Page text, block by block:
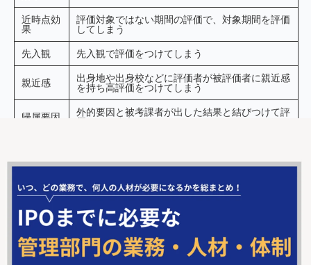
近時点効
果
評価対象ではない期間の評価で、対象期間を評価
してしまう
先入観 先入観で評価をつけてしまう
親近感
出身地や出身校などに評価者が被評価者に親近感
を持ち高評価をつけてしまう
帰属要因
外的要因と被考課者が出した結果と結びつけて評
価してしまう
向
寛大に評価をつけすぎてしまう
中心化傾
向
誰に対しても平均的な評価をつけてしまう
論理誤謬
評価者が基準を理解せずに自分の判断で評価して
しまう